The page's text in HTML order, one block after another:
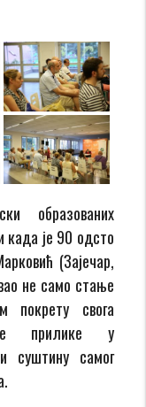
образованих
када је 90 одсто
(Зајечар,
не само стање
покрету свога
прилике у
суштину самог